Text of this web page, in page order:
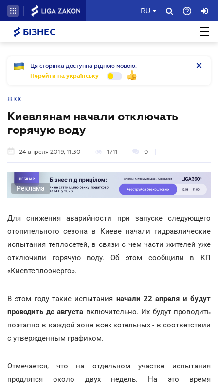
RU
БІЗНЕС
Ця сторінка доступна рідною мовою.
Перейти на українську
ЖКХ
Киевлянам начали отключать
горячую воду
24 апреля 2019, 11:30 1711 0
Реклама
Для снижения аварийности при запуске следующего
отопительного сезона в Киеве начали гидравлические
испытания теплосетей, в связи с чем части жителей уже
отключили горячую воду. Об этом сообщили в КП
«Киевтеплоэнерго».
В этом году такие испытания начали 22 апреля и будут
проводить до августа включительно. Их будут проводить
поэтапно в каждой зоне всех котельных - в соответствии
с утвержденным графиком.
Отмечается, что на отдельном участке испытания
продлятся около двух недель. На это время